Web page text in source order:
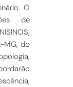
O
de
MG, do